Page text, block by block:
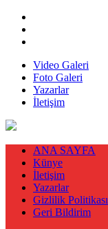
Video Galeri
Foto Galeri
Yazarlar
İletişim
ANA SAYFA
Künye
İletişim
Yazarlar
Gizlilik Politikası
Geri Bildirim